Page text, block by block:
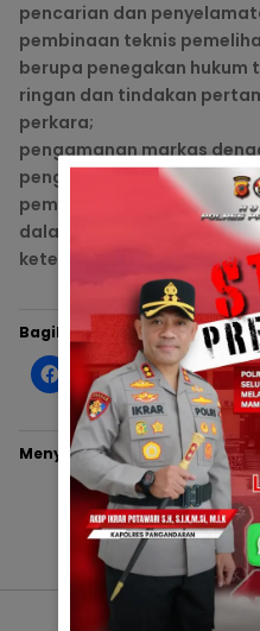
pencarian dan
pembinaan teknis
berupa penegakan
ringan dan tindakan
perkara;
pengamanan markas
pengaturan dan
pemeliharaan, pelatihan
dalam mendukung tugas
ketertiban.
Bagikan ini:
Menyukai ini: